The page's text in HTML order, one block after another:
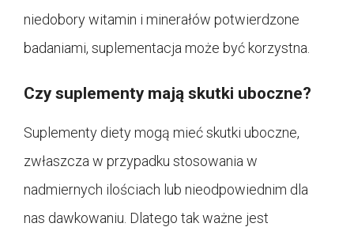
niedobory witamin i minerałów potwierdzone
badaniami, suplementacja może być korzystna.
Czy suplementy mają skutki uboczne?
Suplementy diety mogą mieć skutki uboczne,
zwłaszcza w przypadku stosowania w
nadmiernych ilościach lub nieodpowiednim dla
nas dawkowaniu. Dlatego tak ważne jest